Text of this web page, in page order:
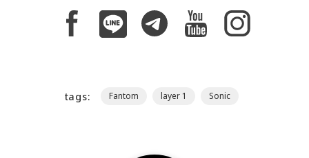
tags: Fantom layer 1 Sonic